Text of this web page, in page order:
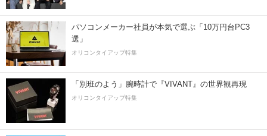
パソコンメーカー社員が本気で選ぶ「10万円台PC3
選」
オリコンタイアップ特集
「別班のよう」腕時計で『VIVANT』の世界観再現
オリコンタイアップ特集